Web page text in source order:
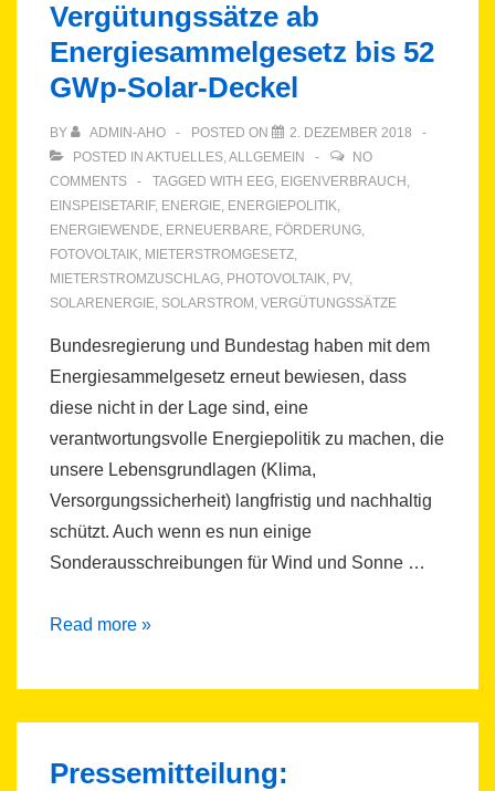
korrigiert
Vergütungssätze ab
Energiesammelgesetz bis 52
GWp-Solar-Deckel
BY ADMIN-AHO POSTED ON
2. DEZEMBER 2018
POSTED IN AKTUELLES,ALLGEMEIN
NO
COMMENTS
TAGGED WITH EEG, EIGENVERBRAUCH ,
EINSPEISETARIF, ENERGIE, ENERGIEPOLITIK,
ENERGIEWENDE, ERNEUERBARE, FÖRDERUNG,
FOTOVOLTAIK, MIETERSTROMGESETZ,
MIETERSTROMZUSCHLAG, PHOTOVOLTAIK, PV,
SOLARENERGIE, SOLARSTROM , VERGÜTUNGSSÄTZE
Bundesregierung und Bundestag haben mit dem
Energiesammelgesetz erneut bewiesen, dass
diese nicht in der Lage sind, eine
verantwortungsvolle Energiepolitik zu machen, die
unsere Lebensgrundlagen (Klima,
Versorgungssicherheit) langfristig und nachhaltig
schützt. Auch wenn es nun einige
Sonderausschreibungen für Wind und Sonne …
Prognose
PV-
Energiesammelgesetz
Read more »
Pressemitteilung: